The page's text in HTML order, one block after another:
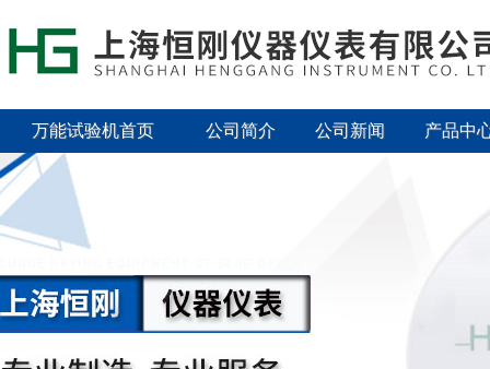
万能试验机首页 公司简介 公司新闻 产品中